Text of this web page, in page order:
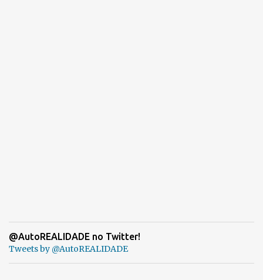
@AutoREALIDADE no Twitter!
Tweets by @AutoREALIDADE